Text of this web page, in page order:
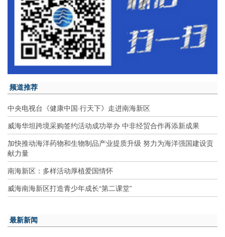
频道推荐
中央电视台《健康中国·行天下》走进南海新区
威海华坦跨境采购签约活动成功举办 中非经贸合作再添新成果
加快推动海洋药物和生物制品产业提质升级 努力为海洋强国建设贡
献力量
南海新区：多样活动厚植爱国情怀
威海南海新区打造青少年成长“第二课堂”
最新新闻